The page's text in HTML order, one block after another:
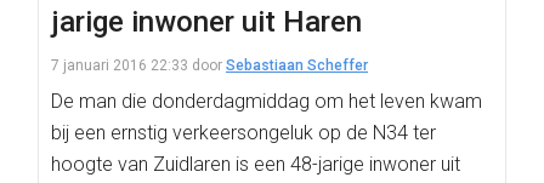
jarige inwoner uit Haren
7 januari 2016 22:33 door Sebastiaan Scheffer
De man die donderdagmiddag om het leven kwam
bij een ernstig verkeersongeluk op de N34 ter
hoogte van Zuidlaren is een 48-jarige inwoner uit